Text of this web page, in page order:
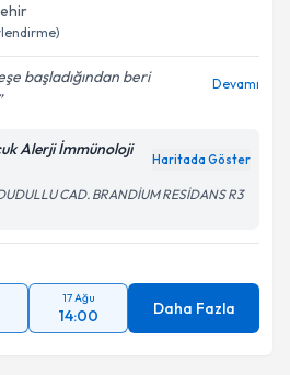
başladığından beri
Devamı
Alerji İmmünoloji
Haritada Göster
CAD. BRANDİUM RESİDANS R3
17 Ağu
14:00 Daha Fazla